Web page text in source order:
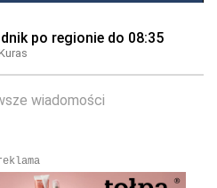
po regionie do 08:35
wiadomości